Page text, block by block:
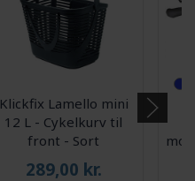
Klickfix Lamello mini
12 L - Cykelkurv til
front - Sort
289,00 kr.